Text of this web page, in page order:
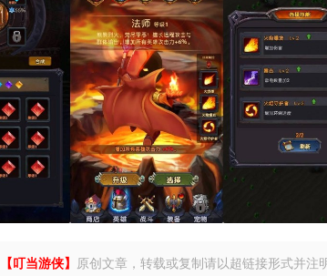
【叮当游侠】
原创文章，转载或复制请以超链接形式并注